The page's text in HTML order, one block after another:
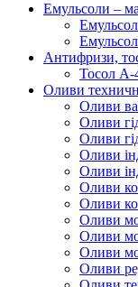
Емульсоли –
Антифризи,
Тосол А-
Оливи
Оливи
Оливи
Оливи
Оливи
Оливи
Оливи
Оливи
Оливи
Оливи
Оливи
Оливи